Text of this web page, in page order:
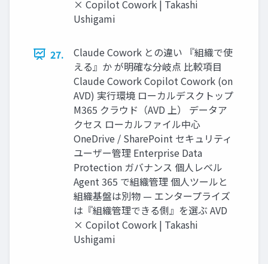
× Copilot Cowork | Takashi
Ushigami
27.
Claude Cowork との違い 『組織で使
える』か が明確な分岐点 比較項目
Claude Cowork Copilot Cowork (on
AVD) 実行環境 ローカルデスクトップ
M365 クラウド（AVD 上） データア
クセス ローカルファイル中心
OneDrive / SharePoint セキュリティ
ユーザー管理 Enterprise Data
Protection ガバナンス 個人レベル
Agent 365 で組織管理 個人ツールと
組織基盤は別物 — エンタープライズ
は『組織管理できる側』を選ぶ AVD
× Copilot Cowork | Takashi
Ushigami